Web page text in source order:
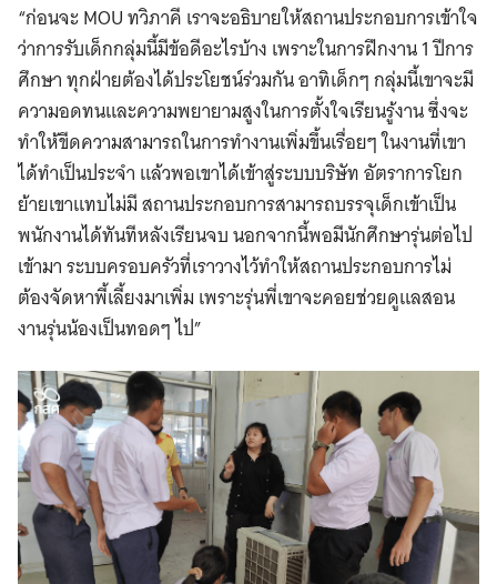
“ก่อนจะ MOU ทวิภาคี เราจะอธิบายให้สถานประกอบการเข้าใจ
ว่าการรับเด็กกลุ่มนี้มีข้อดีอะไรบ้าง เพราะในการฝึกงาน 1 ปีการ
ศึกษา ทุกฝ่ายต้องได้ประโยชน์ร่วมกัน อาทิเด็กๆ กลุ่มนี้เขาจะมี
ความอดทนและความพยายามสูงในการตั้งใจเรียนรู้งาน ซึ่งจะ
ทำให้ขีดความสามารถในการทำงานเพิ่มขึ้นเรื่อยๆ ในงานที่เขา
ได้ทำเป็นประจำ แล้วพอเขาได้เข้าสู่ระบบบริษัท อัตราการโยก
ย้ายเขาแทบไม่มี สถานประกอบการสามารถบรรจุเด็กเข้าเป็น
พนักงานได้ทันทีหลังเรียนจบ นอกจากนี้พอมีนักศึกษารุ่นต่อไป
เข้ามา ระบบครอบครัวที่เราวางไว้ทำให้สถานประกอบการไม่
ต้องจัดหาพี้เลี้ยงมาเพิ่ม เพราะรุ่นพี่เขาจะคอยช่วยดูแลสอน
งานรุ่นน้องเป็นทอดๆ ไป”